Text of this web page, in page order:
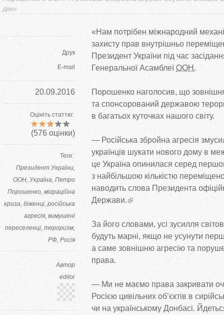
дім»
Друк
E-mail
20.09.2016
Оцініть статтю:
(576 оцінки)
Теги:
Президент України
ООН Україна Петро
Порошенко міграційна
криза біженці російська
агресія вимушені
переселенці тероризм
РФ Росія
Автор
editor
«Нам потрібен міжнародний
захисту прав внутрішньо
Президент України під час
Генеральної АсамблеїООН .
Порошенко наголосив, що
та спонсорований державою
в багатьох куточках нашого світу.
— Російська збройна агресія
українців шукати нового дому в
це Україна опинилася серед
з найбільшою кількістю
наводить слова Президента
Держави.
За його словами, усі зусилля
будуть марні, якщо не усунути
а саме зовнішню агресію та
права.
— Ми не маємо права закривати
Росією цивільних об’єктів в
чи на українському Донбасі.